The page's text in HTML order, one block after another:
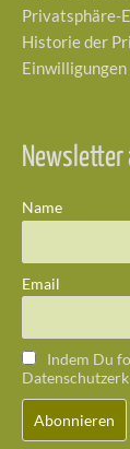
Privatsphäre-
Historie der
Newsletter
Name
Email
Indem Du